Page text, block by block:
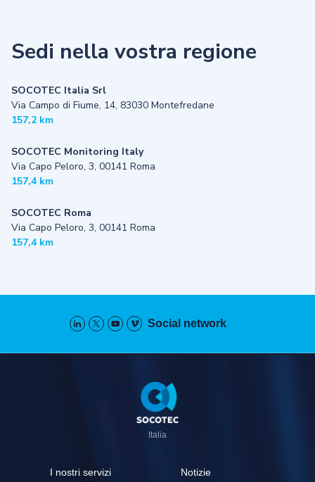
Sedi nella vostra regione
SOCOTEC Italia Srl
Via Campo di Fiume, 14, 83030 Montefredane
157,2 km
SOCOTEC Monitoring Italy
Via Capo Peloro, 3, 00141 Roma
157,4 km
SOCOTEC Roma
Via Capo Peloro, 3, 00141 Roma
157,4 km
Social network
Italia
I nostri servizi Notizie